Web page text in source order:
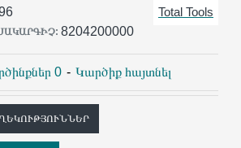
8204200000
Total Tools
0 - Կարծիք հայտնել